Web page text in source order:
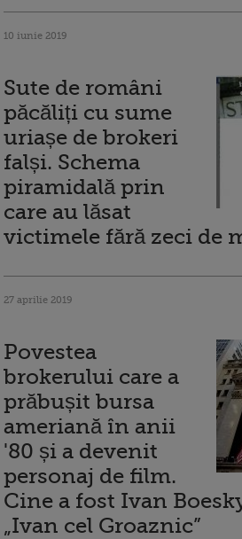
10 iunie 2019
Sute de români
păcăliți cu sume
uriașe de brokeri
falși. Schema
piramidală prin
care au lăsat
victimele fără zeci de
27 aprilie 2019
Povestea
brokerului care a
prăbușit bursa
ameriană în anii
'80 și a devenit
personaj de film.
Cine a fost Ivan
„Ivan cel Groaznic”